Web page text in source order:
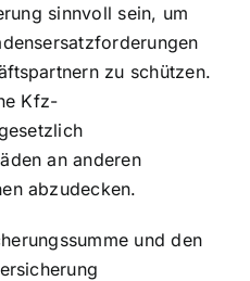
sinnvoll sein, um
zu schützen.
Kfz-
an anderen
abzudecken.
und den